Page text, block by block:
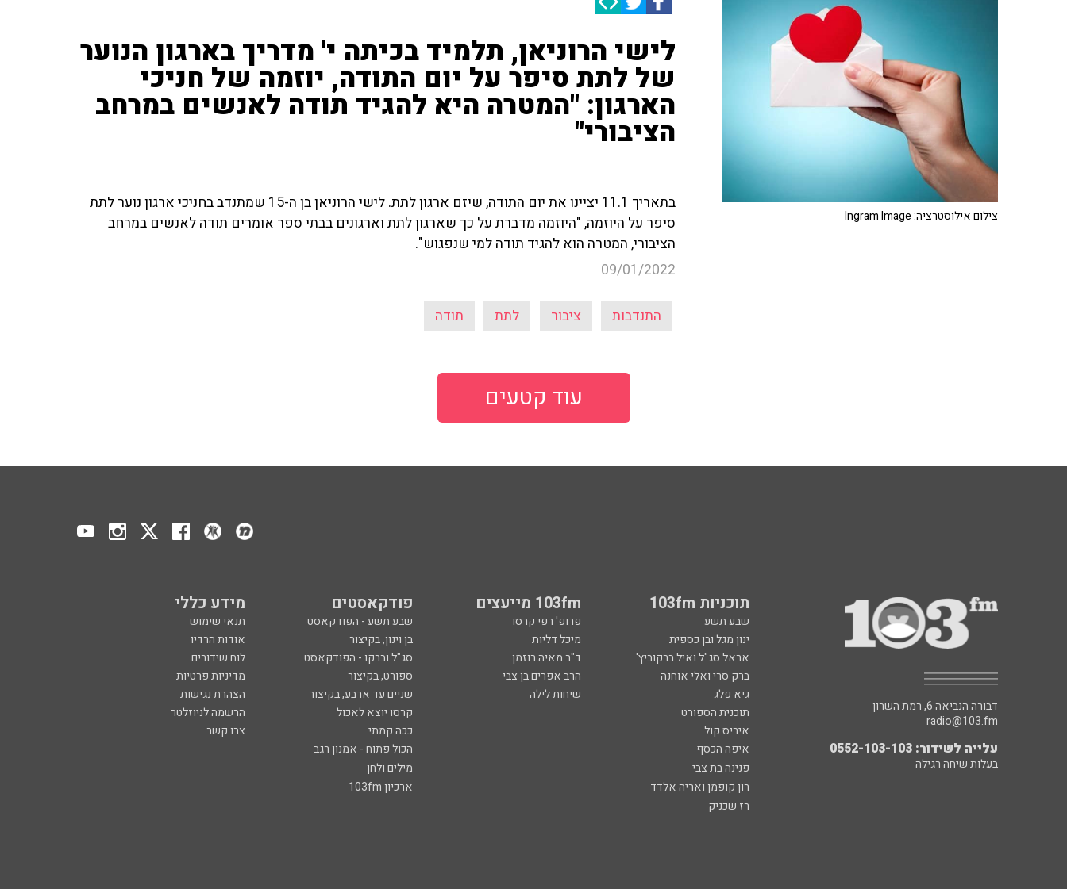
לישי הרוניאן, תלמיד בכיתה י' מדריך בארגון הנוער
של לתת סיפר על יום התודה, יוזמה של חניכי
הארגון: "המטרה היא להגיד תודה לאנשים במרחב
הציבורי"
בתאריך 11.1 יציינו את יום התודה, שיזם ארגון לתת. לישי הרוניאן בן ה-15 שמתנדב בחניכי ארגון נוער לתת
סיפר על היוזמה, "היוזמה מדברת על כך שארגון לתת וארגונים בבתי ספר אומרים תודה לאנשים במרחב
הציבורי, המטרה הוא להגיד תודה למי שנפגוש".
09/01/2022
התנדבות ציבור לתת תודה
צילום אילוסטרציה: Ingram Image
עוד קטעים
תוכניות 103fm 103fm מייעצים פודקאסטים מידע כללי
שבע תשע פרופ' רפי קרסו שבע תשע - הפודקאסט
תנאי שימוש
ינון מגל ובן כספית
מיכל דליות בן וינון, בקיצור
אודות הרדיו
אראל סג"ל ואיל ברקוביץ'
ד"ר מאיה רוזמן סג"ל וברקו - הפודקאסט
לוח שידורים
ברק סרי ואלי אוחנה
הרב אפרים בן צבי ספורט, בקיצור
מדיניות פרטיות
גיא פלג
שיחות לילה שניים עד ארבע, בקיצור
הצהרת נגישות
תוכנית הספורט
קרסו יוצא לאכול
הרשמה לניוזלטר
איריס קול
ככה קמתי
צרו קשר
איפה הכסף
הכול פתוח - אמנון רגב
פנינה בת צבי
מילים ולחן
רון קופמן ואריה אלדד
ארכיון 103fm
רז שכניק
דבורה הנביאה 6, רמת השרון
radio@103.fm
עלייה לשידור: 0552-103-103
בעלות שיחה רגילה